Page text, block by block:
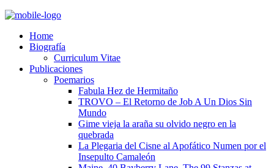
Home
Biografía
Curriculum Vitae​
Publicaciones
Poemarios
Fabula Hez de Hermitaño
TROVO – El Retorno de Job A Un Dios Sin
Mundo
Gime vieja la araña su olvido negro en la
quebrada
La Plegaria del Cisne al Apofático Numen por el
Insepulto Camaleón